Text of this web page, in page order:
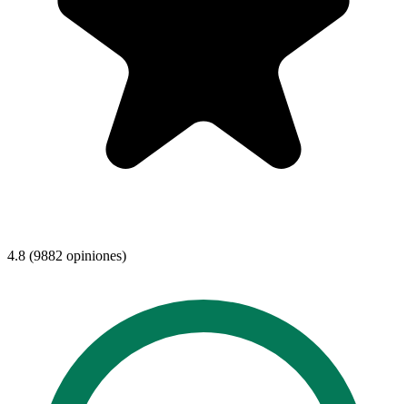
4.8 (9882 opiniones)